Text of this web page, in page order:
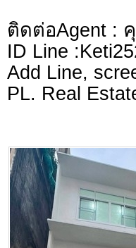
ติดต่อAgent :
ID Line
Add Line,
PL. Real